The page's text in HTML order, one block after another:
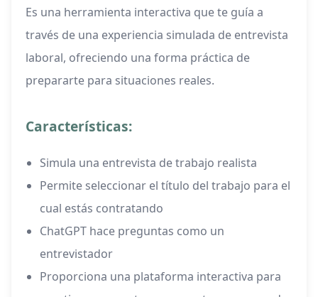
Es una herramienta interactiva que te guía a
través de una experiencia simulada de entrevista
laboral, ofreciendo una forma práctica de
prepararte para situaciones reales.
Características:
Simula una entrevista de trabajo realista
Permite seleccionar el título del trabajo para el
cual estás contratando
ChatGPT hace preguntas como un
entrevistador
Proporciona una plataforma interactiva para